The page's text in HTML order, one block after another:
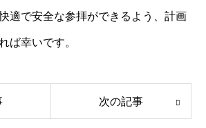
適で安全な参拝ができるよう、計画
ば幸いです。
次の記事